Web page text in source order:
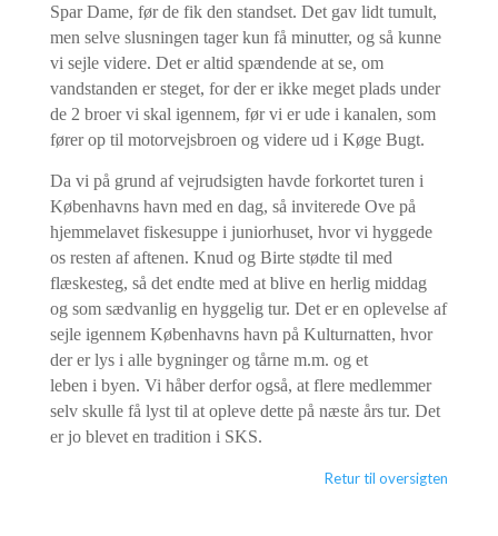
Spar Dame, før de fik den standset. Det gav lidt tumult,
men selve slusningen tager kun få minutter, og så kunne
vi sejle videre. Det er altid spændende at se, om
vandstanden er steget, for der er ikke meget plads under
de 2 broer vi skal igennem, før vi er ude i kanalen, som
fører op til motorvejsbroen og videre ud i Køge Bugt.
Da vi på grund af vejrudsigten havde forkortet turen i
Københavns havn med en dag, så inviterede Ove på
hjemmelavet fiskesuppe i juniorhuset, hvor vi hyggede
os resten af aftenen. Knud og Birte stødte til med
flæskesteg, så det endte med at blive en herlig middag
og som sædvanlig en hyggelig tur. Det er en oplevelse af
sejle igennem Københavns havn på Kulturnatten, hvor
der er lys i alle bygninger og tårne m.m. og et
leben i byen. Vi håber derfor også, at flere medlemmer
selv skulle få lyst til at opleve dette på næste års tur. Det
er jo blevet en tradition i SKS.
Retur til oversigten